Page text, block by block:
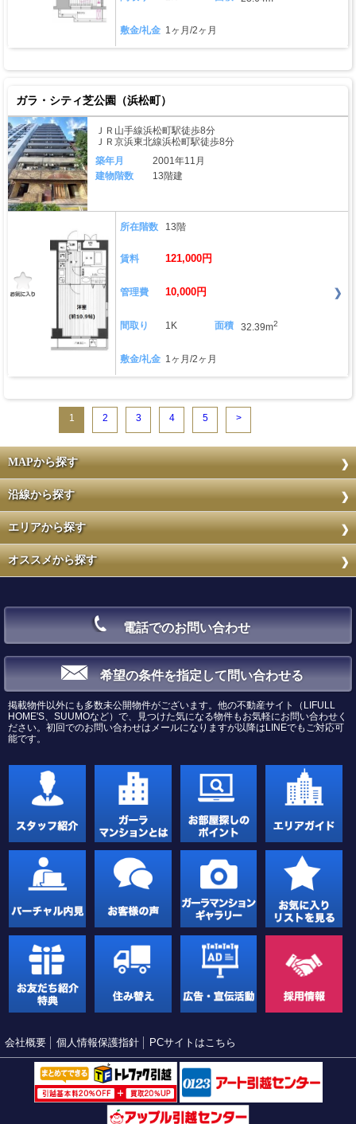
敷金/礼金 1ヶ月/2ヶ月
ガラ・シティ芝公園（浜松町）
ＪＲ山手線浜松町駅徒歩8分
ＪＲ京浜東北線浜松町駅徒歩8分
築年月
2001年11月
建物階数
13階建
所在階数 13階
賃料 121,000円
管理費 10,000円
間取り 1K 面積 32.39m2
敷金/礼金 1ヶ月/2ヶ月
1 2 3 4 5 >
MAPから探す
沿線から探す
エリアから探す
オススメから探す
電話でのお問い合わせ
希望の条件を指定して問い合わせる
掲載物件以外にも多数未公開物件がございます。他の不動産サイト（LIFULL
HOME'S、SUUMOなど）で、見つけた気になる物件もお気軽にお問い合わせく
ださい。初回でのお問い合わせはメールになりますが以降はLINEでもご対応可
能です。
会社概要 個人情報保護指針 PCサイトはこちら